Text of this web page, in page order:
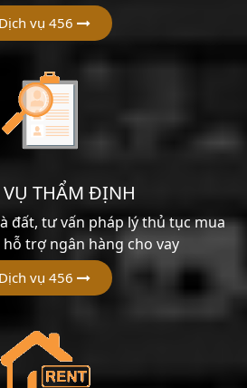
Dịch vụ 456
VỤ THẨM ĐỊNH
đất, tư vấn pháp lý thủ tục mua
trợ ngân hàng cho vay
Dịch vụ 456